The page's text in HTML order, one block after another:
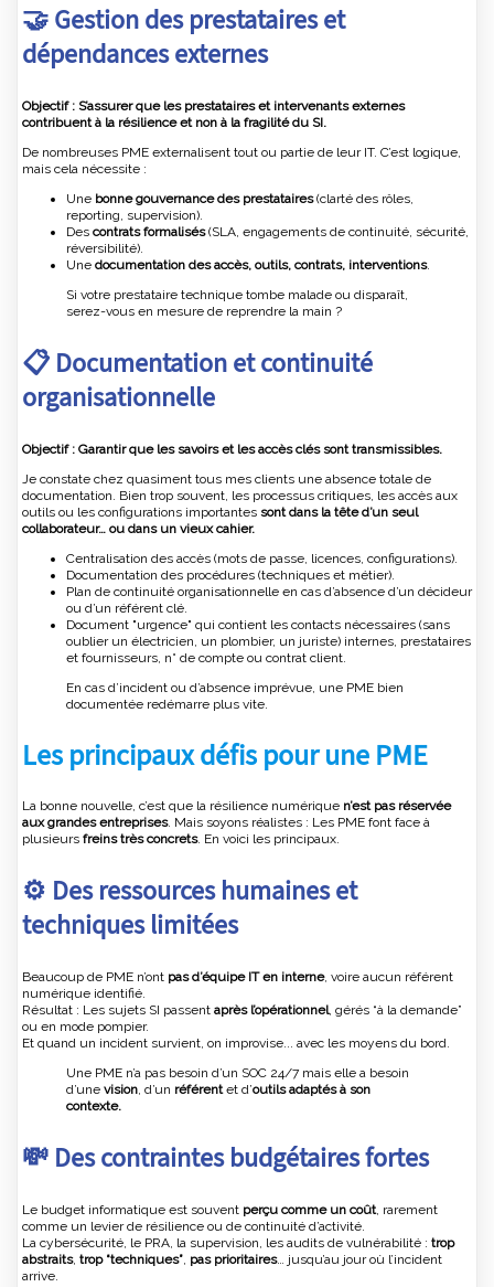
🤝 Gestion des prestataires et
dépendances externes
Objectif : S’assurer que les prestataires et intervenants externes
contribuent à la résilience et non à la fragilité du SI.
De nombreuses PME externalisent tout ou partie de leur IT. C’est logique,
mais cela nécessite :
Une bonne gouvernance des prestataires(clarté des rôles,
reporting, supervision).
Des contrats formalisés(SLA, engagements de continuité, sécurité,
réversibilité).
Une documentation des accès, outils, contrats, interventions.
Si votre prestataire technique tombe malade ou disparaît,
serez-vous en mesure de reprendre la main ?
📋 Documentation et continuité
organisationnelle
Objectif : Garantir que les savoirs et les accès clés sont transmissibles.
Je constate chez quasiment tous mes clients une absence totale de
documentation. Bien trop souvent, les processus critiques, les accès aux
outils ou les configurations importantes sont dans la tête d’un seul
collaborateur… ou dans un vieux cahier.
Centralisation des accès (mots de passe, licences, configurations).
Documentation des procédures (techniques et métier).
Plan de continuité organisationnelle en cas d’absence d’un décideur
ou d’un référent clé.
Document "urgence" qui contient les contacts nécessaires (sans
oublier un électricien, un plombier, un juriste) internes, prestataires
et fournisseurs, n° de compte ou contrat client.
En cas d’incident ou d’absence imprévue, une PME bien
documentée redémarre plus vite.
Les principaux défis pour une PME
La bonne nouvelle, c’est que la résilience numérique n’est pas réservée
aux grandes entreprises. Mais soyons réalistes : Les PME font face à
plusieurs freins très concrets. En voici les principaux.
⚙️ Des ressources humaines et
techniques limitées
Beaucoup de PME n’ont pas d’équipe IT en interne, voire aucun référent
numérique identifié.
Résultat : Les sujets SI passent après l’opérationnel, gérés “à la demande”
ou en mode pompier.
Et quand un incident survient, on improvise... avec les moyens du bord.
Une PME n’a pas besoin d’un SOC 24/7 mais elle a besoin
d’une vision , d’un référent et d’outils adaptés à son
contexte.
💸 Des contraintes budgétaires fortes
Le budget informatique est souvent perçu comme un coût , rarement
comme un levier de résilience ou de continuité d’activité.
La cybersécurité, le PRA, la supervision, les audits de vulnérabilité : trop
abstraits, trop “techniques” pas prioritaires… jusqu’au jour où l’incident
arrive.